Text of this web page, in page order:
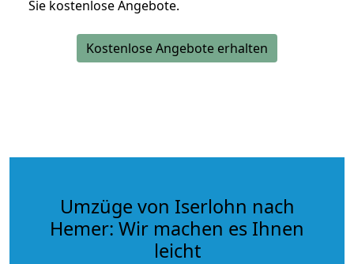
Sie kostenlose Angebote.
Kostenlose Angebote erhalten
Umzüge von Iserlohn nach
Hemer: Wir machen es Ihnen
leicht